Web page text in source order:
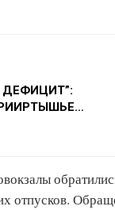
ДЕФИЦИТ”:
отпусков.